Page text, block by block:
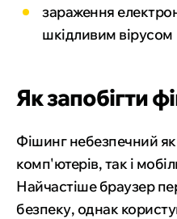
зараження
шкідливим вірусом
Як запобігти
Фішинг небезпечний як
комп'ютерів, так і
Найчастіше браузер
безпеку, однак